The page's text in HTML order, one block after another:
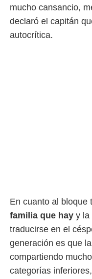
mucho cansancio,
declaró el capitán
autocrítica.
En cuanto al bloque
familia que hay y la
traducirse en el
generación es que
compartiendo
categorías inferiores,